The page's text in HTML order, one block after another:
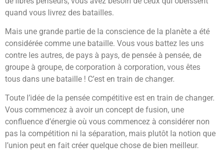
quand vous livrez des batailles.
Mais une grande partie de la conscience de la planète a été
considérée comme une bataille. Vous vous battez les uns
contre les autres, de pays à pays, de pensée à pensée, de
groupe à groupe, de corporation à corporation, vous êtes
tous dans une bataille ! C’est en train de changer.
Toute l’idée de la pensée compétitive est en train de changer.
Vous commencez à avoir un concept de fusion, une
confluence d’énergie où vous commencez à considérer non
pas la compétition ni la séparation, mais plutôt la notion que
l’union peut en fait créer quelque chose de bien meilleur.